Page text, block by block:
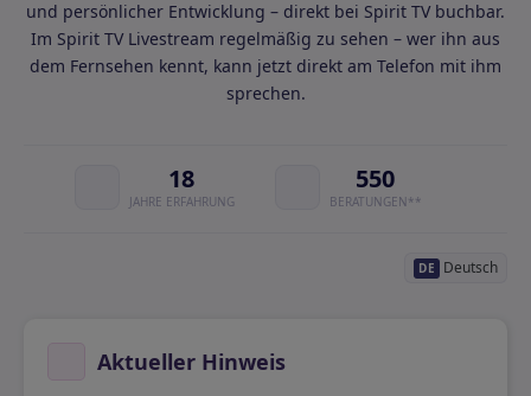
und persönlicher Entwicklung – direkt bei Spirit TV buchbar.
Im Spirit TV Livestream regelmäßig zu sehen – wer ihn aus
dem Fernsehen kennt, kann jetzt direkt am Telefon mit ihm
sprechen.
18
JAHRE ERFAHRUNG
550
BERATUNGEN**
DE Deutsch
Aktueller Hinweis